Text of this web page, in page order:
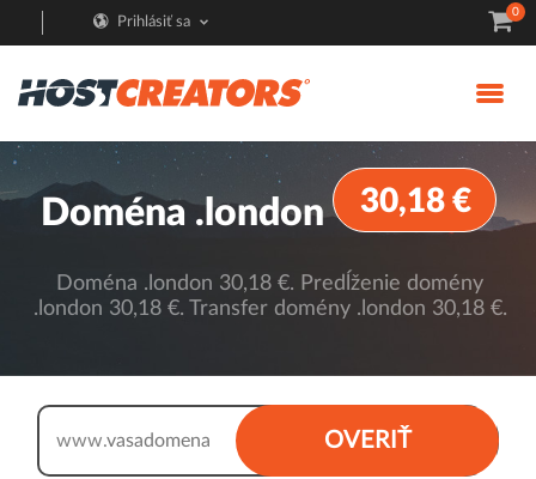
Prihlásiť sa
0
Doména .london 30,18 €
Doména .london 30,18 €. Predĺženie domény
.london 30,18 €. Transfer domény .london 30,18 €.
OVERIŤ
www.